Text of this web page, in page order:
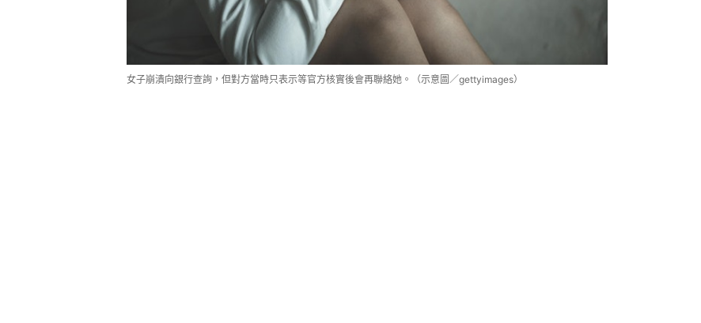
女子崩潰向銀行查詢，但對方當時只表示等官方核實後會再聯絡她。（示意圖／gettyimages）